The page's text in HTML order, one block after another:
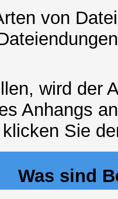
von
wird der
Anhangs
Sie
Was sind